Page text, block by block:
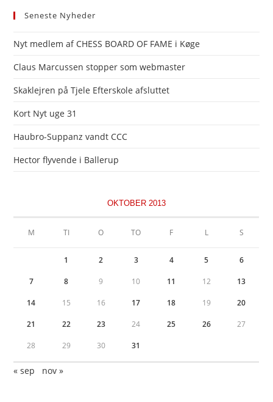
Seneste Nyheder
Nyt medlem af CHESS BOARD OF FAME i Køge
Claus Marcussen stopper som webmaster
Skaklejren på Tjele Efterskole afsluttet
Kort Nyt uge 31
Haubro-Suppanz vandt CCC
Hector flyvende i Ballerup
OKTOBER 2013
M TI O TO F L S
1 2 3 4 5 6
7 8 9 10 11 12 13
14 15 16 17 18 19 20
21 22 23 24 25 26 27
28 29 30 31
« sep nov »